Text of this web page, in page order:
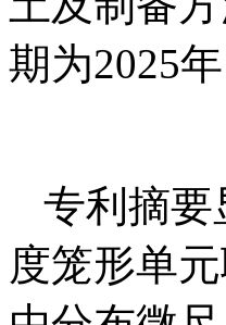
期为2025年
专利摘要
度笼形单